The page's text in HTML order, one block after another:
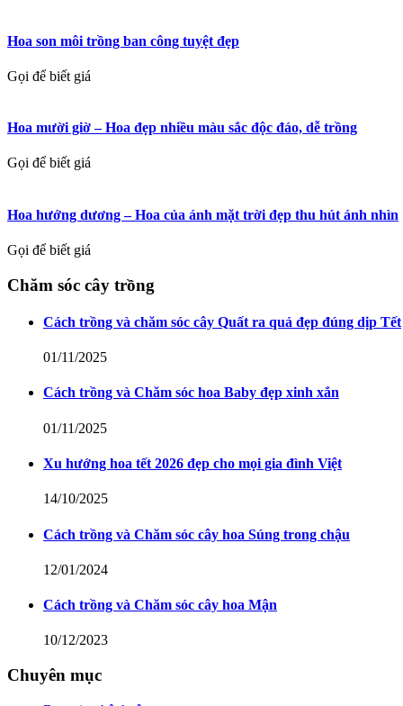
Hoa son môi trồng ban công tuyệt đẹp
Gọi để biết giá
Hoa mười giờ – Hoa đẹp nhiều màu sắc độc đáo, dễ trồng
Gọi để biết giá
Hoa hướng dương – Hoa của ánh mặt trời đẹp thu hút ánh nhìn
Gọi để biết giá
Chăm sóc cây trồng
Cách trồng và chăm sóc cây Quất ra quả đẹp đúng dịp Tết
01/11/2025
Cách trồng và Chăm sóc hoa Baby đẹp xinh xắn
01/11/2025
Xu hướng hoa tết 2026 đẹp cho mọi gia đình Việt
14/10/2025
Cách trồng và Chăm sóc cây hoa Súng trong chậu
12/01/2024
Cách trồng và Chăm sóc cây hoa Mận
10/12/2023
Chuyên mục